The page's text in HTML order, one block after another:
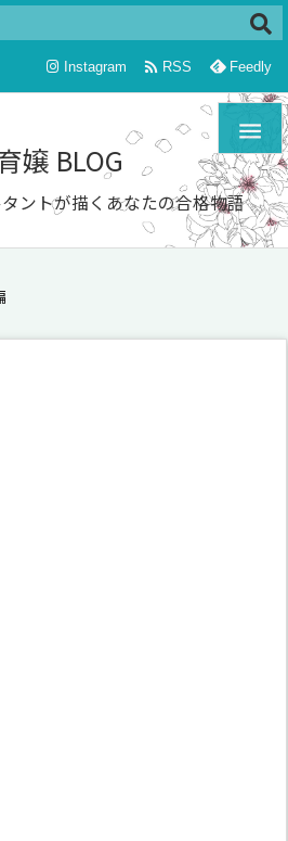
嬢 BLOG
ントが描くあなたの合格物語

Instagram  RSS Feedly